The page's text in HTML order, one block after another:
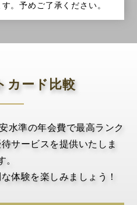
。予めご了承ください。
カード比較
水準の年会費で最高ランク
サービスを提供いたしま
。
体験を楽しみましょう！